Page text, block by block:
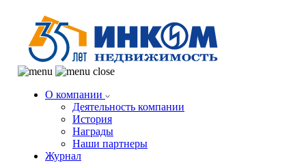
О компании
Деятельность компании
История
Награды
Наши партнеры
Журнал